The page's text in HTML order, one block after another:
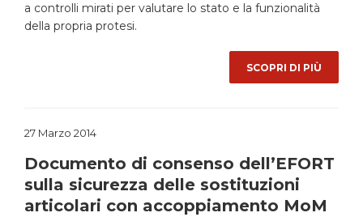
a controlli mirati per valutare lo stato e la funzionalità
della propria protesi.
SCOPRI DI PIÙ
27 Marzo 2014
Documento di consenso dell’EFORT
sulla sicurezza delle sostituzioni
articolari con accoppiamento MoM